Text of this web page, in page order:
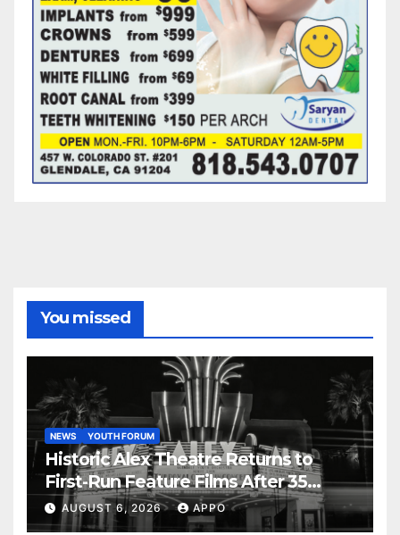
You missed
NEWS YOUTH FORUM
Historic Alex Theatre Returns to
First-Run Feature Films After 35
Years
AUGUST 6, 2026 APPO